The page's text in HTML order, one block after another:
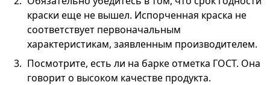
краски еще не вышел. Испорченная краска не
соответствует первоначальным
характеристикам, заявленным производителем.
Посмотрите, есть ли на барке отметка ГОСТ. Она
говорит о высоком качестве продукта.